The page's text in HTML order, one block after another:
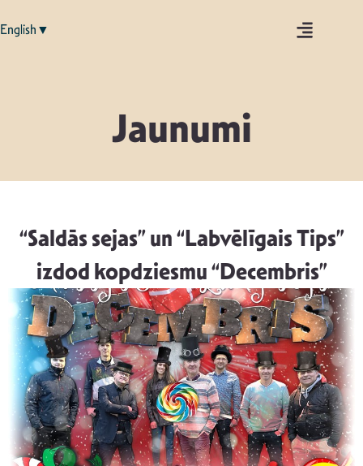
English▼
Jaunumi
“Saldās sejas” un “Labvēlīgais Tips”
izdod kopdziesmu “Decembris”